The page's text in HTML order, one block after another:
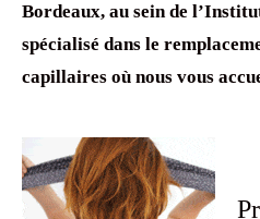
Bordeaux, au sein de
spécialisé dans le
capillaires où nous vous